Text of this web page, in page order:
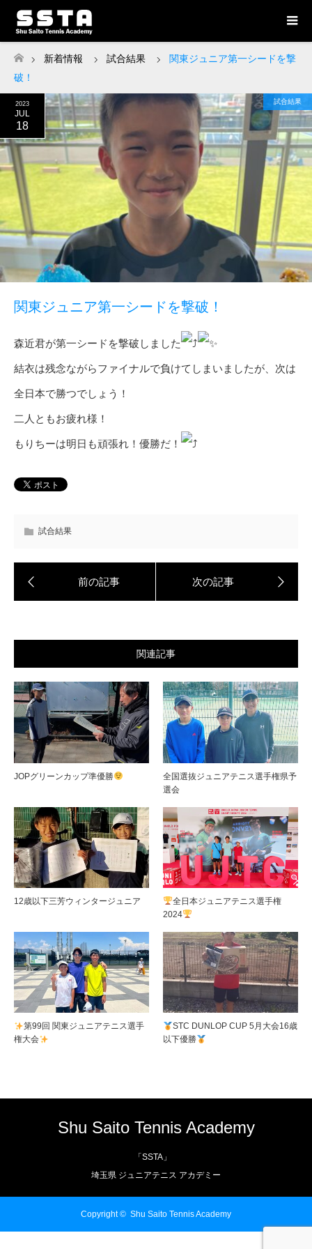
ホーム
新着情報 試合結果
関東ジュニア第一シードを撃
破！
2023
JUL
18
試合結果
関東ジュニア第一シードを撃破！
森近君が第一シードを撃破しました
結衣は残念ながらファイナルで負けてしまいましたが、次は
全日本で勝つでしょう！
二人ともお疲れ様！
もりちーは明日も頑張れ！優勝だ！
試合結果
関連記事
JOPグリーンカップ準優勝
全国選抜ジュニアテニス選手権県予
選会
12歳以下三芳ウィンタージュニア
全日本ジュニアテニス選手権
2024
第99回 関東ジュニアテニス選手
権大会
STC DUNLOP CUP 5月大会16歳
以下優勝
Shu Saito Tennis Academy
「SSTA」
埼玉県 ジュニアテニス アカデミー
Copyright © Shu Saito Tennis Academy